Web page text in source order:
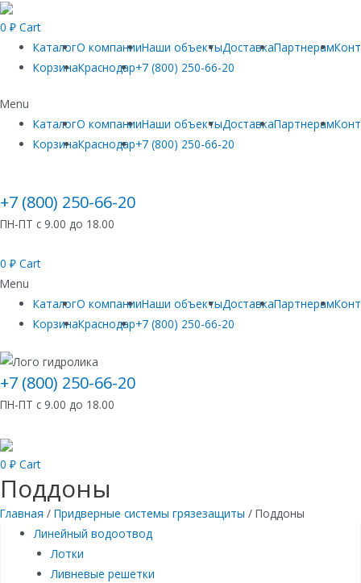
0 ₽ Cart
КаталогО компанииНаши объектыДоставкаПартнерам
КорзинаКраснодар+7 (800) 250-66-20
Menu
КаталогО компанииНаши объектыДоставкаПартнерам
КорзинаКраснодар+7 (800) 250-66-20
+7 (800) 250-66-20
ПН-ПТ с 9.00 до 18.00
0 ₽ Cart
Menu
КаталогО компанииНаши объектыДоставкаПартнерам
КорзинаКраснодар+7 (800) 250-66-20
+7 (800) 250-66-20
ПН-ПТ с 9.00 до 18.00
0 ₽ Cart
Поддоны
Главная / Придверные системы грязезащиты / Поддоны
Линейный водоотвод
Лотки
Ливневые решетки